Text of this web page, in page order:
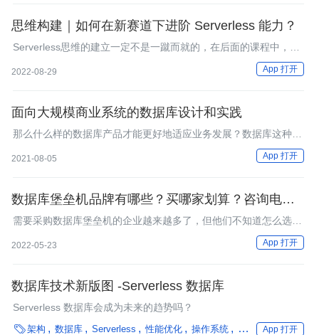
思维构建｜如何在新赛道下进阶 Serverless 能力？
Serverless思维的建立一定不是一蹴而就的，在后面的课程中，我
希望你能够通过“学习-实践-总结-表达”的过程去探索这门不断延伸
的技术。
2022-08-29 App 打开
面向大规模商业系统的数据库设计和实践
那么什么样的数据库产品才能更好地适应业务发展？数据库这种比
较古老的软件产品的未来又是什么？本文主要从商业产品系统的需
求出发探讨数据库技术的实践和思考。
2021-08-05 App 打开
数据库堡垒机品牌有哪些？买哪家划算？咨询电话多
少？
需要采购数据库堡垒机的企业越来越多了，但他们不知道怎么选
择，不知道目前市面上数据库堡垒机品牌有哪些？买哪家划算？咨
询电话多少？这里我们小编就给大家一起说一下。
2022-05-23 App 打开
数据库技术新版图 -Serverless 数据库
Serverless 数据库会成为未来的趋势吗？
架构 数据库 Serverless 性能优化 操作系统 技术选型 技术出
App 打开